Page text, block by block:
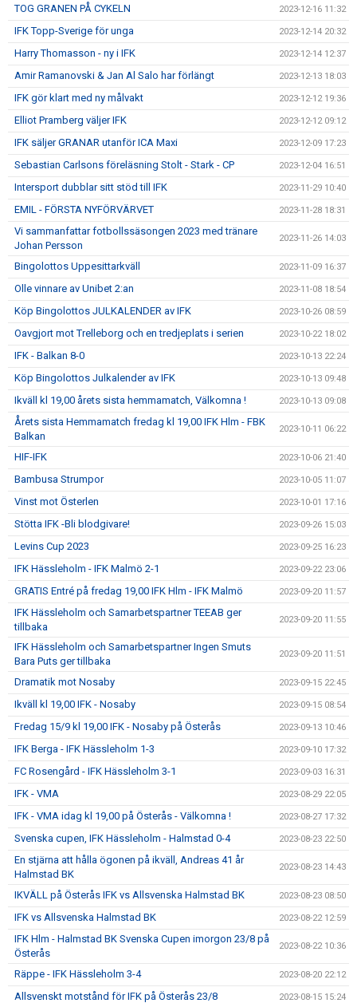
TOG GRANEN PÅ CYKELN 2023-12-16 11:32
IFK Topp-Sverige för unga 2023-12-14 20:32
Harry Thomasson - ny i IFK 2023-12-14 12:37
Amir Ramanovski & Jan Al Salo har förlängt 2023-12-13 18:03
IFK gör klart med ny målvakt 2023-12-12 19:36
Elliot Pramberg väljer IFK 2023-12-12 09:12
IFK säljer GRANAR utanför ICA Maxi 2023-12-09 17:23
Sebastian Carlsons föreläsning Stolt - Stark - CP 2023-12-04 16:51
Intersport dubblar sitt stöd till IFK 2023-11-29 10:40
EMIL - FÖRSTA NYFÖRVÄRVET 2023-11-28 18:31
Vi sammanfattar fotbollssäsongen 2023 med tränare
Johan Persson
2023-11-26 14:03
Bingolottos Uppesittarkväll 2023-11-09 16:37
Olle vinnare av Unibet 2:an 2023-11-08 18:54
Köp Bingolottos JULKALENDER av IFK 2023-10-26 08:59
Oavgjort mot Trelleborg och en tredjeplats i serien 2023-10-22 18:02
IFK - Balkan 8-0 2023-10-13 22:24
Köp Bingolottos Julkalender av IFK 2023-10-13 09:48
Ikväll kl 19,00 årets sista hemmamatch, Välkomna ! 2023-10-13 09:08
Årets sista Hemmamatch fredag kl 19,00 IFK Hlm - FBK
Balkan
2023-10-11 06:22
HIF-IFK 2023-10-06 21:40
Bambusa Strumpor 2023-10-05 11:07
Vinst mot Österlen 2023-10-01 17:16
Stötta IFK -Bli blodgivare! 2023-09-26 15:03
Levins Cup 2023 2023-09-25 16:23
IFK Hässleholm - IFK Malmö 2-1 2023-09-22 23:06
GRATIS Entré på fredag 19,00 IFK Hlm - IFK Malmö 2023-09-20 11:57
IFK Hässleholm och Samarbetspartner TEEAB ger
tillbaka
2023-09-20 11:55
IFK Hässleholm och Samarbetspartner Ingen Smuts
Bara Puts ger tillbaka
2023-09-20 11:51
Dramatik mot Nosaby 2023-09-15 22:45
Ikväll kl 19,00 IFK - Nosaby 2023-09-15 08:54
Fredag 15/9 kl 19,00 IFK - Nosaby på Österås 2023-09-13 10:46
IFK Berga - IFK Hässleholm 1-3 2023-09-10 17:32
FC Rosengård - IFK Hässleholm 3-1 2023-09-03 16:31
IFK - VMA 2023-08-29 22:05
IFK - VMA idag kl 19,00 på Österås - Välkomna ! 2023-08-27 17:32
Svenska cupen, IFK Hässleholm - Halmstad 0-4 2023-08-23 22:50
En stjärna att hålla ögonen på ikväll, Andreas 41 år
Halmstad BK
2023-08-23 14:43
IKVÄLL på Österås IFK vs Allsvenska Halmstad BK 2023-08-23 08:50
IFK vs Allsvenska Halmstad BK 2023-08-22 12:59
IFK Hlm - Halmstad BK Svenska Cupen imorgon 23/8 på
Österås
2023-08-22 10:36
Räppe - IFK Hässleholm 3-4 2023-08-20 22:12
Allsvenskt motstånd för IFK på Österås 23/8 2023-08-15 15:24